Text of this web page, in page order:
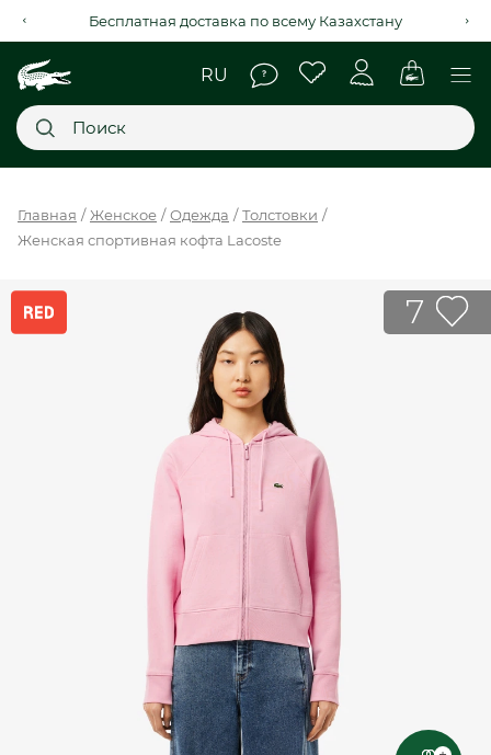
Рассрочка на 4 месяца через Kaspi Red+
НОВИНКИ
SALE
МЫ LACOSTE
Главная Женское Одежда
Толстовки
Женская спортивная кофта Lacoste
7